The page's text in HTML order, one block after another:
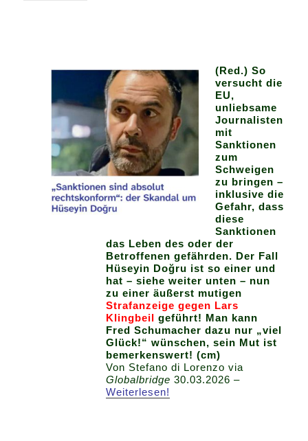
(Red.) So
versucht die
EU,
unliebsame
Journalisten
mit
Sanktionen
zum
Schweigen
zu bringen –
inklusive die
Gefahr, dass
diese
Sanktionen
das Leben des oder der
Betroffenen gefährden. Der Fall
Hüseyin Doğru ist so einer und
hat – siehe weiter unten – nun
zu einer äußerst mutigen
Strafanzeige gegen Lars
Klingbeil geführt! Man kann
Fred Schumacher dazu nur „viel
Glück!“ wünschen, sein Mut ist
bemerkenswert! (cm)
Von Stefano di Lorenzo via
Globalbridge 30.03.2026 –
Weiterlesen!